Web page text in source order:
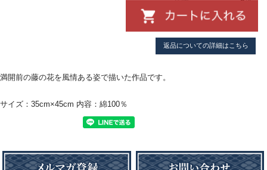
返品についての詳細はこちら
満開前の藤の花を風情ある姿で描いた作品です。
サイズ：35cm×45cm 内容：綿100％